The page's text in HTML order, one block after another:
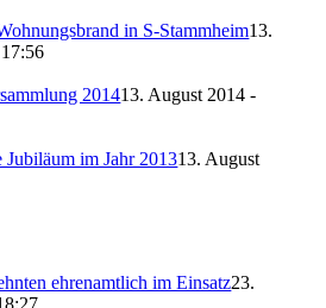
in S-Stammheim13.
201413. August 2014 -
Jubiläum im Jahr 201313. August
ehrenamtlich im Einsatz23.